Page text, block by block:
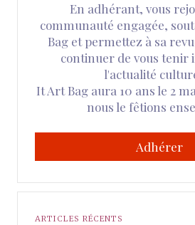
En adhérant, vous
communauté engagée,
Bag et permettez à sa
continuer de vous tenir
l'actualité
It Art Bag aura 10 ans le 2
nous le fêtions
Adhérer
ARTICLES RÉCENTS